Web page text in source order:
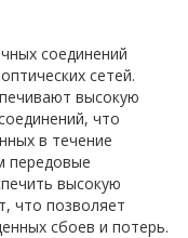
соединений
сетей.
высокую
что
в течение
передовые
высокую
что позволяет
сбоев и потерь.